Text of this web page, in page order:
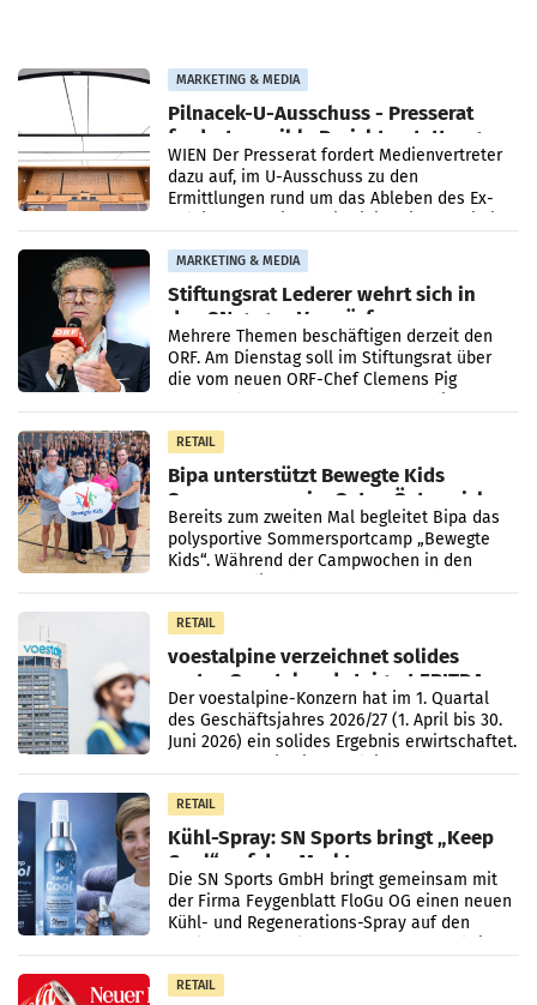
MARKETING & MEDIA
Pilnacek-U-Ausschuss - Presserat
fordert sensible Berichterstattung
WIEN Der Presserat fordert Medienvertreter
dazu auf, im U-Ausschuss zu den
Ermittlungen rund um das Ableben des Ex-
MARKETING & MEDIA
Stiftungsrat Lederer wehrt sich in
den SN gegen Vorwürfe
Mehrere Themen beschäftigen derzeit den
ORF. Am Dienstag soll im Stiftungsrat über
die vom neuen ORF-Chef Clemens Pig
RETAIL
Bipa unterstützt Bewegte Kids
Sommercamps im Osten Österreichs
Bereits zum zweiten Mal begleitet Bipa das
polysportive Sommersportcamp „Bewegte
Kids“. Während der Campwochen in den
RETAIL
voestalpine verzeichnet solides
erstes Quartal und steigert EBITDA
Der voestalpine-Konzern hat im 1. Quartal
des Geschäftsjahres 2026/27 (1. April bis 30.
Juni 2026) ein solides Ergebnis erwirtschaftet.
RETAIL
Kühl-Spray: SN Sports bringt „Keep
Cool“ auf den Markt
Die SN Sports GmbH bringt gemeinsam mit
der Firma Feygenblatt FloGu OG einen neuen
Kühl- und Regenerations-Spray auf den
RETAIL